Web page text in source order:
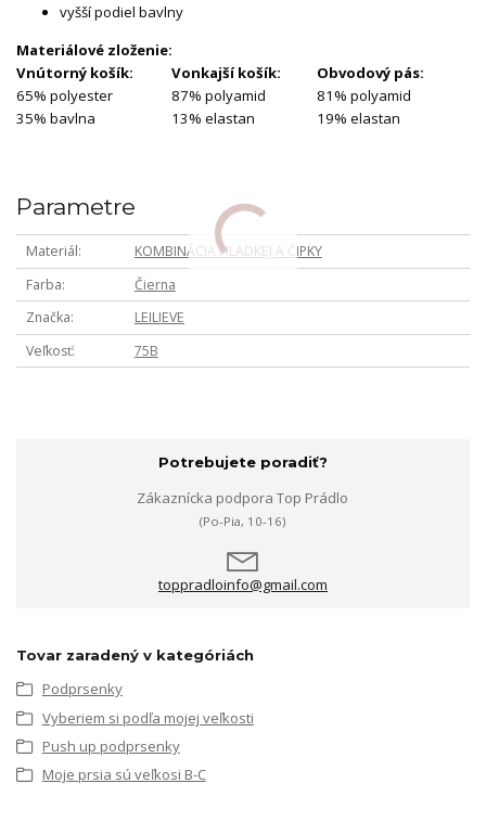
vyšší podiel bavlny
Materiálové zloženie:
Vnútorný košík:
Vonkajší košík:
Obvodový pás:
65% polyester
35% bavlna
87% polyamid
13% elastan
81% polyamid
19% elastan
Parametre
Materiál
KOMBINÁCIA HLADKEJ A ČIPKY
Farba
Čierna
Značka
LEILIEVE
Veľkosť
75B
Potrebujete poradiť?
Zákaznícka podpora Top Prádlo
(Po-Pia, 10-16)
toppradloinfo@gmail.com
Tovar zaradený v kategóriách
Podprsenky
Vyberiem si podľa mojej veľkosti
Push up podprsenky
Moje prsia sú veľkosi B-C